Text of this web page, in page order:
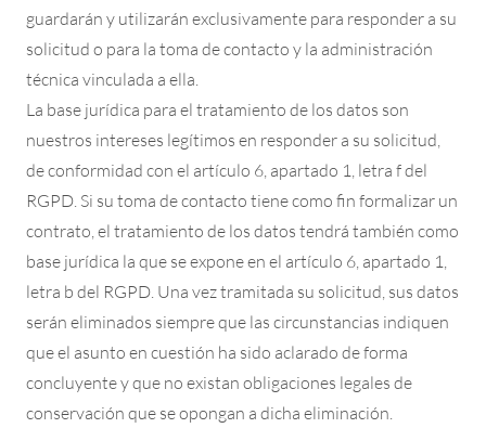
guardarán y utilizarán exclusivamente para responder a su
solicitud o para la toma de contacto y la administración
técnica vinculada a ella.
La base jurídica para el tratamiento de los datos son
nuestros intereses legítimos en responder a su solicitud,
de conformidad con el artículo 6, apartado 1, letra f del
RGPD. Si su toma de contacto tiene como fin formalizar un
contrato, el tratamiento de los datos tendrá también como
base jurídica la que se expone en el artículo 6, apartado 1,
letra b del RGPD. Una vez tramitada su solicitud, sus datos
serán eliminados siempre que las circunstancias indiquen
que el asunto en cuestión ha sido aclarado de forma
concluyente y que no existan obligaciones legales de
conservación que se opongan a dicha eliminación.